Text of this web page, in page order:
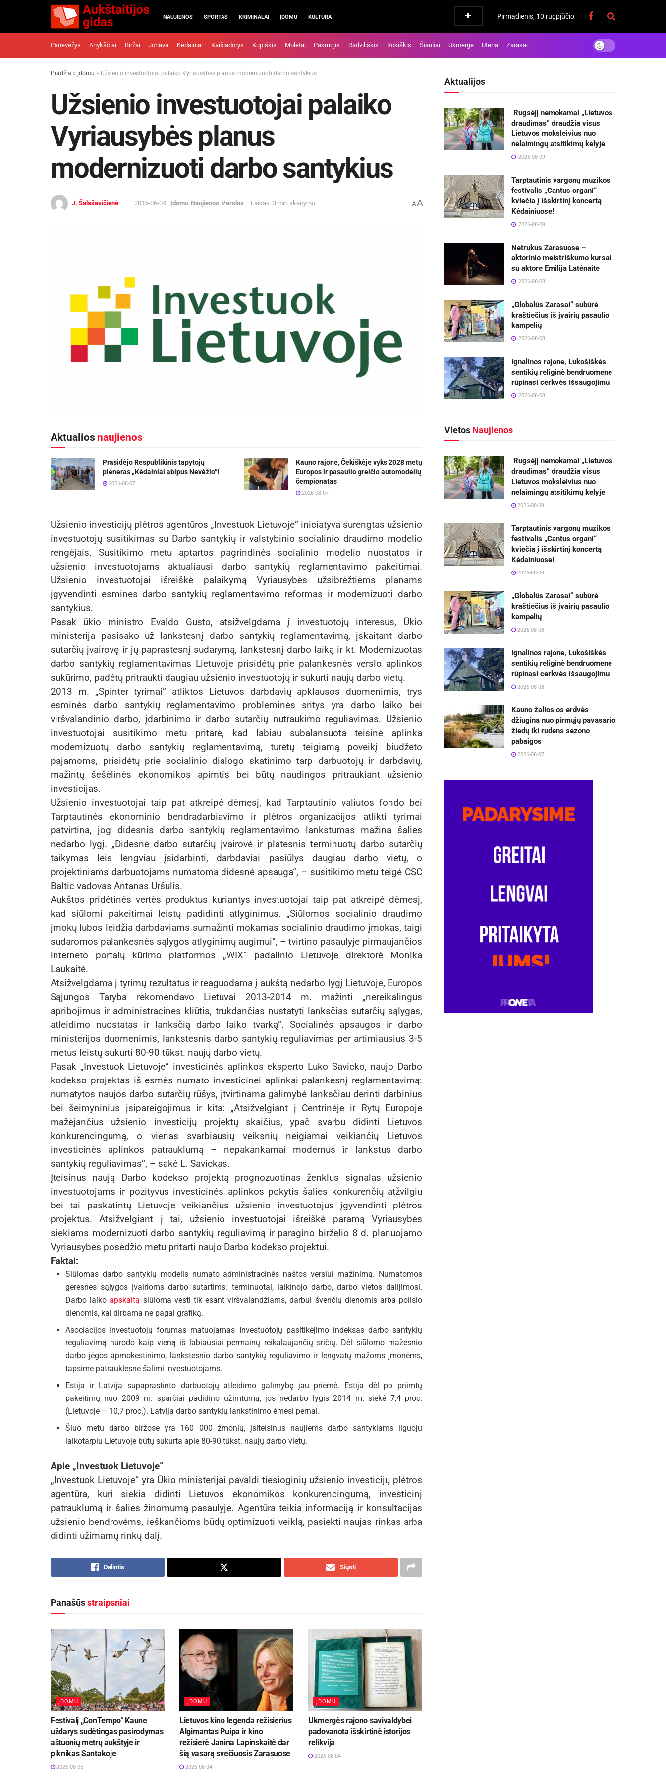
NAUJIENOS SPORTAS KRIMINALAI ĮDOMU KULTŪRA Pirmadienis, 10 rugpjūčio
Panevėžys Anykščiai Biržai Jonava Kėdainiai Kaišiadorys Kupiškis Molėtai Pakruojis Radviliškis Rokiškis Šiauliai Ukmergė Utena Zarasai
Pradžia » Įdomu » Užsienio investuotojai palaiko Vyriausybės planus modernizuoti darbo santykius
Užsienio investuotojai palaiko
Vyriausybės planus
modernizuoti darbo santykius
J. Šalaševičienė 2015-06-04 Įdomu Naujienos Verslas Laikas: 3 min skaitymo AA
Aktualios naujienos
Prasidėjo Respublikinis tapytojų
pleneras „Kėdainiai abipus Nevėžio“!
2026-08-07
Kauno rajone, Čekiškėje vyks 2028 metų
Europos ir pasaulio greičio automodelių
čempionatas
2026-08-07
Užsienio investicijų plėtros agentūros „Investuok Lietuvoje“ iniciatyva surengtas užsienio
investuotojų susitikimas su Darbo santykių ir valstybinio socialinio draudimo modelio
rengėjais. Susitikimo metu aptartos pagrindinės socialinio modelio nuostatos ir
užsienio investuotojams aktualiausi darbo santykių reglamentavimo pakeitimai.
Užsienio investuotojai išreiškė palaikymą Vyriausybės užsibrėžtiems planams
įgyvendinti esmines darbo santykių reglamentavimo reformas ir modernizuoti darbo
santykius.
Pasak ūkio ministro Evaldo Gusto, atsižvelgdama į investuotojų interesus, Ūkio
ministerija pasisako už lankstesnį darbo santykių reglamentavimą, įskaitant darbo
sutarčių įvairovę ir jų paprastesnį sudarymą, lankstesnį darbo laiką ir kt. Modernizuotas
darbo santykių reglamentavimas Lietuvoje prisidėtų prie palankesnės verslo aplinkos
sukūrimo, padėtų pritraukti daugiau užsienio investuotojų ir sukurti naujų darbo vietų.
2013 m. „Spinter tyrimai“ atliktos Lietuvos darbdavių apklausos duomenimis, trys
esminės darbo santykių reglamentavimo probleminės sritys yra darbo laiko bei
viršvalandinio darbo, įdarbinimo ir darbo sutarčių nutraukimo reguliavimas. Užsienio
investuotojai susitikimo metu pritarė, kad labiau subalansuota teisinė aplinka
modernizuotų darbo santykių reglamentavimą, turėtų teigiamą poveikį biudžeto
pajamoms, prisidėtų prie socialinio dialogo skatinimo tarp darbuotojų ir darbdavių,
mažintų šešėlinės ekonomikos apimtis bei būtų naudingos pritraukiant užsienio
investicijas.
Užsienio investuotojai taip pat atkreipė dėmesį, kad Tarptautinio valiutos fondo bei
Tarptautinės ekonominio bendradarbiavimo ir plėtros organizacijos atlikti tyrimai
patvirtina, jog didesnis darbo santykių reglamentavimo lankstumas mažina šalies
nedarbo lygį. „Didesnė darbo sutarčių įvairovė ir platesnis terminuotų darbo sutarčių
taikymas leis lengviau įsidarbinti, darbdaviai pasiūlys daugiau darbo vietų, o
projektiniams darbuotojams numatoma didesnė apsauga“, – susitikimo metu teigė CSC
Baltic vadovas Antanas Uršulis.
Aukštos pridėtinės vertės produktus kuriantys investuotojai taip pat atkreipė dėmesį,
kad siūlomi pakeitimai leistų padidinti atlyginimus. „Siūlomos socialinio draudimo
įmokų lubos leidžia darbdaviams sumažinti mokamas socialinio draudimo įmokas, taigi
sudaromos palankesnės sąlygos atlyginimų augimui“, – tvirtino pasaulyje pirmaujančios
interneto portalų kūrimo platformos „WIX“ padalinio Lietuvoje direktorė Monika
Laukaitė.
Atsižvelgdama į tyrimų rezultatus ir reaguodama į aukštą nedarbo lygį Lietuvoje, Europos
Sąjungos Taryba rekomendavo Lietuvai 2013-2014 m. mažinti „nereikalingus
apribojimus ir administracines kliūtis, trukdančias nustatyti lanksčias sutarčių sąlygas,
atleidimo nuostatas ir lanksčią darbo laiko tvarką“. Socialinės apsaugos ir darbo
ministerijos duomenimis, lankstesnis darbo santykių reguliavimas per artimiausius 3-5
metus leistų sukurti 80-90 tūkst. naujų darbo vietų.
Pasak „Investuok Lietuvoje“ investicinės aplinkos eksperto Luko Savicko, naujo Darbo
kodekso projektas iš esmės numato investicinei aplinkai palankesnį reglamentavimą:
numatytos naujos darbo sutarčių rūšys, įtvirtinama galimybė lanksčiau derinti darbinius
bei šeimyninius įsipareigojimus ir kita: „Atsižvelgiant į Centrinėje ir Rytų Europoje
mažėjančius užsienio investicijų projektų skaičius, ypač svarbu didinti Lietuvos
konkurencingumą, o vienas svarbiausių veiksnių neigiamai veikiančių Lietuvos
investicinės aplinkos patrauklumą – nepakankamai modernus ir lankstus darbo
santykių reguliavimas“, – sakė L. Savickas.
Įteisinus naują Darbo kodekso projektą prognozuotinas ženklus signalas užsienio
investuotojams ir pozityvus investicinės aplinkos pokytis šalies konkurenčių atžvilgiu
bei tai paskatintų Lietuvoje veikiančius užsienio investuotojus įgyvendinti plėtros
projektus. Atsižvelgiant į tai, užsienio investuotojai išreiškė paramą Vyriausybės
siekiams modernizuoti darbo santykių reguliavimą ir paragino birželio 8 d. planuojamo
Vyriausybės posėdžio metu pritarti naujo Darbo kodekso projektui.
Faktai:
Siūlomas darbo santykių modelis numato administracinės naštos verslui mažinimą. Numatomos
geresnės sąlygos įvairioms darbo sutartims: terminuotai, laikinojo darbo, darbo vietos dalijimosi.
Darbo laikoapskaitą siūloma vesti tik esant viršvalandžiams, darbui švenčių dienomis arba poilsio
dienomis, kai dirbama ne pagal grafiką.
Asociacijos Investuotojų forumas matuojamas Investuotojų pasitikėjimo indeksas darbo santykių
reguliavimą nurodo kaip vieną iš labiausiai permainų reikalaujančių sričių. Dėl siūlomo mažesnio
darbo jėgos apmokestinimo, lankstesnio darbo santykių reguliavimo ir lengvatų mažoms įmonėms,
tapsime patrauklesne šalimi investuotojams.
Estija ir Latvija supaprastinto darbuotojų atleidimo galimybę jau priėmė. Estija dėl po priimtų
pakeitimų nuo 2009 m. sparčiai padidino užimtumą, jos nedarbo lygis 2014 m. siekė 7,4 proc.
(Lietuvoje – 10,7 proc.). Latvija darbo santykių lankstinimo ėmėsi pernai.
Šiuo metu darbo biržose yra 160 000 žmonių, įsiteisinus naujiems darbo santykiams ilguoju
laikotarpiu Lietuvoje būtų sukurta apie 80-90 tūkst. naujų darbo vietų.
Apie „Investuok Lietuvoje“
„Investuok Lietuvoje“ yra Ūkio ministerijai pavaldi tiesioginių užsienio investicijų plėtros
agentūra, kuri siekia didinti Lietuvos ekonomikos konkurencingumą, investicinį
patrauklumą ir šalies žinomumą pasaulyje. Agentūra teikia informaciją ir konsultacijas
užsienio bendrovėms, ieškančioms būdų optimizuoti veiklą, pasiekti naujas rinkas arba
didinti užimamų rinkų dalį.
Dalintis Siųsti
Panašūsstraipsniai
ĮDOMU
Festivalį „ConTempo“ Kaune
uždarys sudėtingas pasirodymas
aštuonių metrų aukštyje ir
piknikas Santakoje
2026-08-05
ĮDOMU
Lietuvos kino legenda režisierius
Algimantas Puipa ir kino
režisierė Janina Lapinskaitė dar
šią vasarą svečiuosis Zarasuose
2026-08-04
ĮDOMU
Ukmergės rajono savivaldybei
padovanota išskirtinė istorijos
relikvija
2026-08-04
Aktualijos
Rugsėjį nemokamai „Lietuvos
draudimas“ draudžia visus
Lietuvos moksleivius nuo
nelaimingų atsitikimų kelyje
2026-08-09
Tarptautinis vargonų muzikos
festivalis „Cantus organi“
kviečia į išskirtinį koncertą
Kėdainiuose!
2026-08-09
Netrukus Zarasuose –
aktorinio meistriškumo kursai
su aktore Emilija Latėnaite
2026-08-08
„Globalūs Zarasai“ subūrė
kraštiečius iš įvairių pasaulio
kampelių
2026-08-08
Ignalinos rajone, Lukošiškės
sentikių religinė bendruomenė
rūpinasi cerkvės išsaugojimu
2026-08-08
Vietos Naujienos
Rugsėjį nemokamai „Lietuvos
draudimas“ draudžia visus
Lietuvos moksleivius nuo
nelaimingų atsitikimų kelyje
2026-08-09
Tarptautinis vargonų muzikos
festivalis „Cantus organi“
kviečia į išskirtinį koncertą
Kėdainiuose!
2026-08-09
„Globalūs Zarasai“ subūrė
kraštiečius iš įvairių pasaulio
kampelių
2026-08-08
Ignalinos rajone, Lukošiškės
sentikių religinė bendruomenė
rūpinasi cerkvės išsaugojimu
2026-08-08
Kauno žaliosios erdvės
džiugina nuo pirmųjų pavasario
žiedų iki rudens sezono
pabaigos
2026-08-07